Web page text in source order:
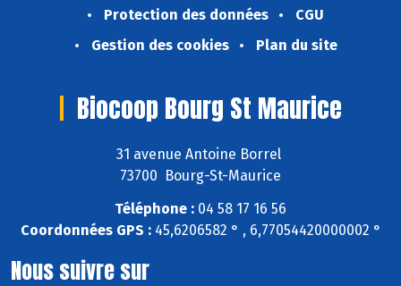
Protection des données
CGU
Gestion des cookies
Plan du site
Biocoop Bourg St Maurice
31 avenue Antoine Borrel
73700 Bourg-St-Maurice
Téléphone : 04 58 17 16 56
Coordonnées GPS :45,6206582 ° , 6,77054420000002 °
Nous suivre sur